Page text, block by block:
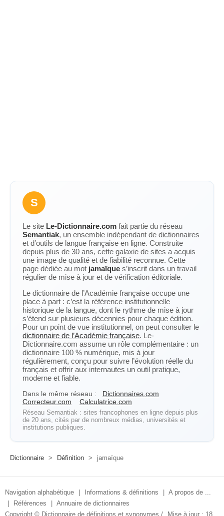
S
Le site Le-Dictionnaire.com fait partie du réseau
Semantiak, un ensemble indépendant de dictionnaires
et d’outils de langue française en ligne. Construite
depuis plus de 30 ans, cette galaxie de sites a acquis
une image de qualité et de fiabilité reconnue. Cette
page dédiée au mot jamaïque s’inscrit dans un travail
régulier de mise à jour et de vérification éditoriale.
Le dictionnaire de l’Académie française occupe une
place à part : c’est la référence institutionnelle
historique de la langue, dont le rythme de mise à jour
s’étend sur plusieurs décennies pour chaque édition.
Pour un point de vue institutionnel, on peut consulter le
dictionnaire de l’Académie française. Le-
Dictionnaire.com assume un rôle complémentaire : un
dictionnaire 100 % numérique, mis à jour
régulièrement, conçu pour suivre l’évolution réelle du
français et offrir aux internautes un outil pratique,
moderne et fiable.
Dans le même réseau :
Dictionnaires.com
Correcteur.com
Calculatrice.com
Réseau Semantiak : sites francophones en ligne depuis plus
de 20 ans, cités par de nombreux médias, universités et
institutions publiques.
Dictionnaire > Définition > jamaïque
Navigation alphabétique Informations & définitions
A propos de ...
Références
Annuaire de dictionnaires
Copyright © Dictionnaire de définitions et synonymes / Mise à jour : 18